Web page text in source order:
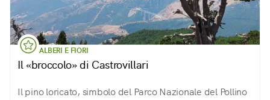
ALBERI E FIORI
Il «broccolo» di Castrovillari
Il pino loricato, simbolo del Parco Nazionale del Pollino